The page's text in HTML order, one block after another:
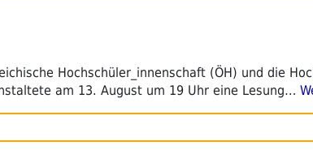
Hochschüler_innenschaft (ÖH) und die
am 13. August um 19 Uhr eine Lesung…